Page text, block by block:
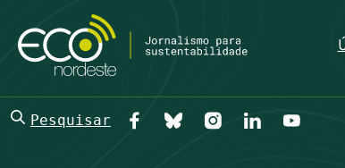
Pesquisar